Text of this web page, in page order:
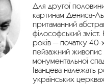
Для другої
картинам Дениса-
притаманний
філософський
років — початку 40-
пейзажний
монументальної
Іванцева належать
українських